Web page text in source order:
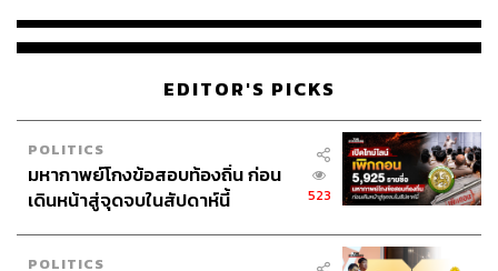
EDITOR'S PICKS
POLITICS
มหากาพย์โกงข้อสอบท้องถิ่น ก่อน
เดินหน้าสู่จุดจบในสัปดาห์นี้
523
POLITICS